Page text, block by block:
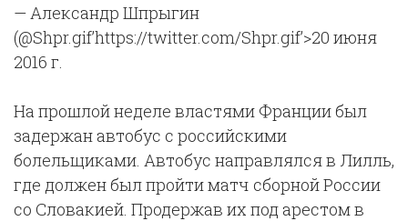
— Александр Шпрыгин
(@Shpr.gif’https://twitter.com/Shpr.gif’>20 июня
2016 г.
На прошлой неделе властями Франции был
задержан автобус с российскими
болельщиками. Автобус направлялся в Лилль,
где должен был пройти матч сборной России
со Словакией. Продержав их под арестом в